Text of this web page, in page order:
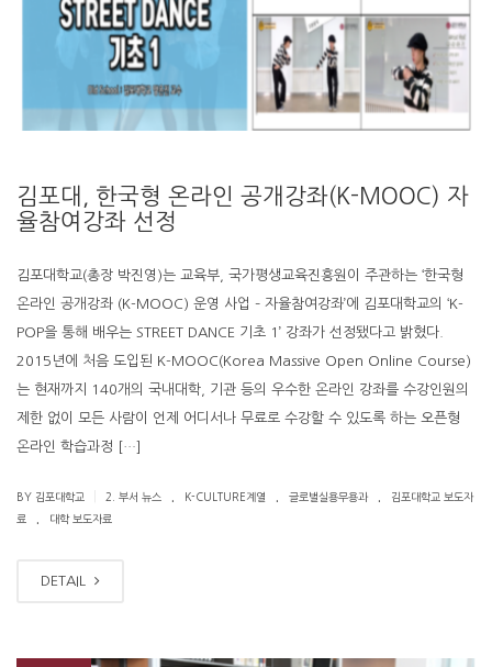
김포대, 한국형 온라인 공개강좌(K-MOOC) 자
율참여강좌 선정
김포대학교(총장 박진영)는 교육부, 국가평생교육진흥원이 주관하는 ‘한국형
온라인 공개강좌 (K-MOOC) 운영 사업 – 자율참여강좌’에 김포대학교의 ‘K-
POP을 통해 배우는 STREET DANCE 기초 1’ 강좌가 선정됐다고 밝혔다.
2015년에 처음 도입된 K-MOOC(Korea Massive Open Online Course)
는 현재까지 140개의 국내대학, 기관 등의 우수한 온라인 강좌를 수강인원의
제한 없이 모든 사람이 언제 어디서나 무료로 수강할 수 있도록 하는 오픈형
온라인 학습과정 […]
BY 김포대학교 2. 부서 뉴스 K-CULTURE계열 글로벌실용무용과
김포대학교 보도자
료
대학 보도자료
DETAIL